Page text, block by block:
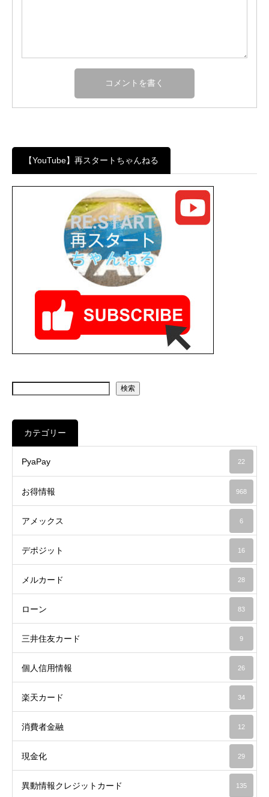
【YouTube】再スタートちゃんねる
検索
カテゴリー
PyaPay 22
お得情報 968
アメックス 6
デポジット 16
メルカード 28
ローン 83
三井住友カード 9
個人信用情報 26
楽天カード 34
消費者金融 12
現金化 29
異動情報クレジットカード 135